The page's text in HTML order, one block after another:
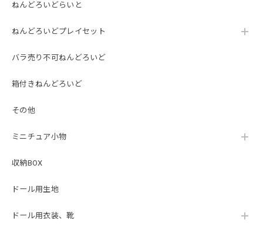
ねんどろいどらいと
ねんどろいどプレイセット
バラ売り不可ねんどろいど
箱付きねんどろいど
その他
ミニチュア小物
収納BOX
ドール用生地
ドール用衣装、靴